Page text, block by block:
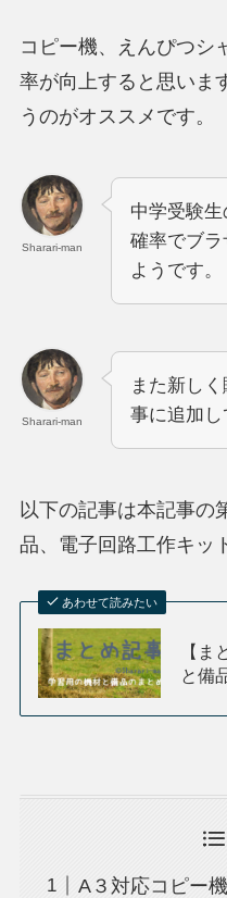
コピー機、えんぴつシ
率が向上すると思いま
うのがオススメです。
Sharari-man
中学受験
確率でブ
ようです。
Sharari-man
また新し
事に追加し
以下の記事は本記事の
品、電子回路工作キッ
あわせて読みたい
【
と備
A３対応コピー機